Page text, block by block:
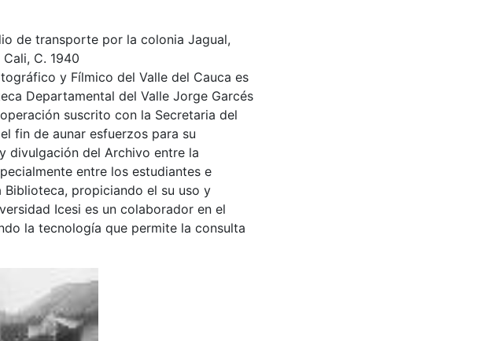
de transporte por la colonia Jagual,
C. 1940
y Fílmico del Valle del Cauca es
Departamental del Valle Jorge Garcés
suscrito con la Secretaria del
fin de aunar esfuerzos para su
divulgación del Archivo entre la
entre los estudiantes e
propiciando el su uso y
Icesi es un colaborador en el
la tecnología que permite la consulta